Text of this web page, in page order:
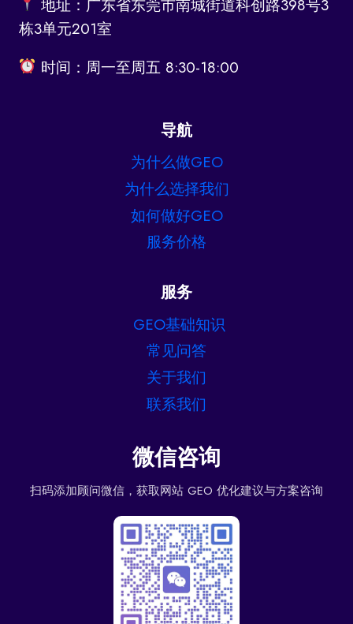
地址：广东省东莞市南城街道科创路398号3
栋3单元201室
时间：周一至周五 8:30-18:00
导航
为什么做GEO
为什么选择我们
如何做好GEO
服务价格
服务
GEO基础知识
常见问答
关于我们
联系我们
微信咨询
扫码添加顾问微信，获取网站 GEO 优化建议与方案咨询